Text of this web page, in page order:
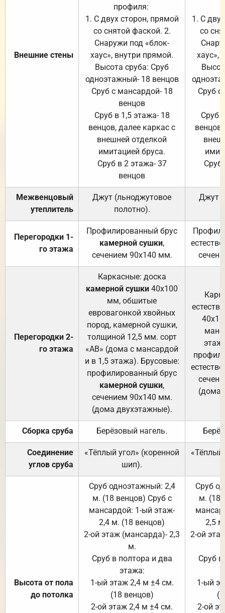
Внешние стены
профиля:
1. С двух сторон, прямой
со снятой фаской. 2.
Снаружи под «блок-
хаус», внутри прямой.
Высота сруба: Сруб
одноэтажный- 18 венцов
Сруб с мансардой- 18
венцов
Сруб в 1,5 этажа- 18
венцов, далее каркас с
внешней отделкой
имитацией бруса.
Сруб в 2 этажа- 37
венцов
1. С
со
хаус»,
Сруб с
Сруб
Сруб
Межвенцовый
утеплитель
Джут (льноджутовое
полотно).
Джут
Перегородки 1-
го этажа
Профилированный брус
камерной сушки,
сечением 90х140 мм.
Перегородки 2-
го этажа
Каркасные: доска
камерной сушки 40х100
мм, обшитые
евровагонкой хвойных
пород, камерной сушки,
толщиной 12,5 мм. сорт
«АВ» (дома с мансардой
и в 1,5 этажа). Брусовые:
профилированный брус
камерной сушки,
сечением 90х140 мм.
(дома двухэтажные).
(дома
Сборка сруба Берёзовый нагель.
Соединение
углов сруба
«Тёплый угол» (коренной
шип).
«Тёплый
Высота от пола
до потолка
Сруб одноэтажный: 2,4
м. (18 венцов) Сруб с
мансардой: 1-ый этаж-
2,4 м. (18 венцов)
2-ой этаж (мансарда)- 2,3
м.
Сруб в полтора и два
этажа:
1-ый этаж 2,4 м ±4 см.
(18 венцов)
2-ой этаж 2,4 м ±4 см.
Сруб
м. (18
2,5
2-ой
Сруб
1-ый
2-ой